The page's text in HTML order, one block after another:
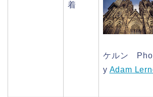
着
ケルン
y Adam